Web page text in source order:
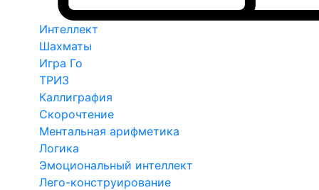
Интеллект
Шахматы
Игра Го
ТРИЗ
Каллиграфия
Скорочтение
Ментальная арифметика
Логика
Эмоциональный интеллект
Лего-конструирование